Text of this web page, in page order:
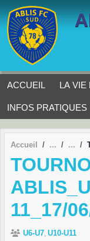
ACCUEIL LA VIE
INFOS PRATIQUES
Accueil
11_17/
U6-U7 U10-U11
Panneau de gestion